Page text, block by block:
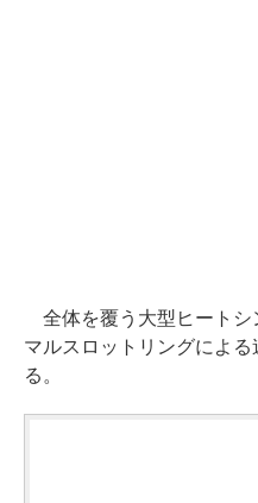
全体を覆う大型ヒートシ
マルスロットリングによ
る。